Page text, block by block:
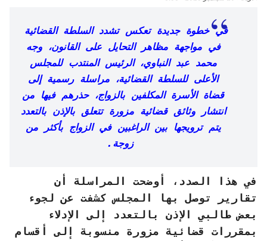
في خطوة جديدة تعكس تشدد السلطة القضائية
في مواجهة مظاهر التحايل على القانون، وجه
محمد عبد النباوي، الرئيس المنتدب للمجلس
الأعلى للسلطة القضائية، مراسلة رسمية إلى
قضاة الأسرة المكلفين بالزواج، حذرهم فيها من
انتشار وثائق قضائية مزورة تتعلق بالإذن بالتعدد
يتم ترويجها بين الراغبين في الزواج بأكثر من
زوجة.
في هذا الصدد، أوضحت المراسلة أن
تقارير توصل بها المجلس كشفت عن لجوء
بعض طالبي الإذن بالتعدد إلى الإدلاء
بمقررات قضائية مزورة منسوبة إلى أقسام